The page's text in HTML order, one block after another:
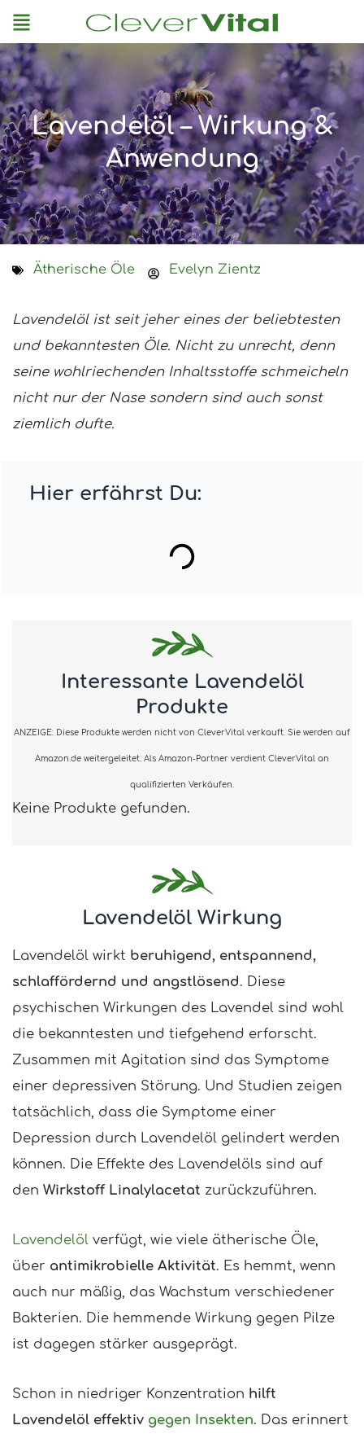
Menu
Lavendelöl – Wirkung &
Anwendung
Ätherische Öle Evelyn Zientz
Lavendelöl ist seit jeher eines der beliebtesten
und bekanntesten Öle. Nicht zu unrecht, denn
seine wohlriechenden Inhaltsstoffe schmeicheln
nicht nur der Nase sondern sind auch sonst
ziemlich dufte.
Hier erfährst Du:
Interessante Lavendelöl
Produkte
ANZEIGE: Diese Produkte werden nicht von CleverVital verkauft. Sie werden auf
Amazon.de weitergeleitet. Als Amazon-Partner verdient CleverVital an
qualifizierten Verkäufen.
Keine Produkte gefunden.
Lavendelöl Wirkung
Lavendelöl wirkt beruhigend, entspannend,
schlaffördernd und angstlösend. Diese
psychischen Wirkungen des Lavendel sind wohl
die bekanntesten und tiefgehend erforscht.
Zusammen mit Agitation sind das Symptome
einer depressiven Störung. Und Studien zeigen
tatsächlich, dass die Symptome einer
Depression durch Lavendelöl gelindert werden
können. Die Effekte des Lavendelöls sind auf
den Wirkstoff Linalylacetat zurückzuführen.
Lavendelöl verfügt, wie viele ätherische Öle,
über antimikrobielle Aktivität. Es hemmt, wenn
auch nur mäßig, das Wachstum verschiedener
Bakterien. Die hemmende Wirkung gegen Pilze
ist dagegen stärker ausgeprägt.
Schon in niedriger Konzentration hilft
Lavendelöl effektiv gegen Insekten. Das erinnert